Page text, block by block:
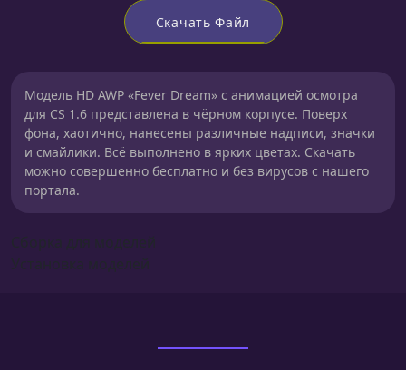
Скачать Файл
Модель HD AWP «Fever Dream» с анимацией осмотра
для CS 1.6 представлена в чёрном корпусе. Поверх
фона, хаотично, нанесены различные надписи, значки
и смайлики. Всё выполнено в ярких цветах. Скачать
можно совершенно бесплатно и без вирусов с нашего
портала.